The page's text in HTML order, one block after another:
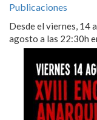
Publicaciones
Desde el viernes, 14
agosto a las 22:30h